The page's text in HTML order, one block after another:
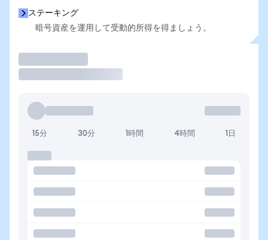
ステーキング
暗号資産を運用して受動的所得を得ましょう。
15分 30分 1時間 4時間 1日